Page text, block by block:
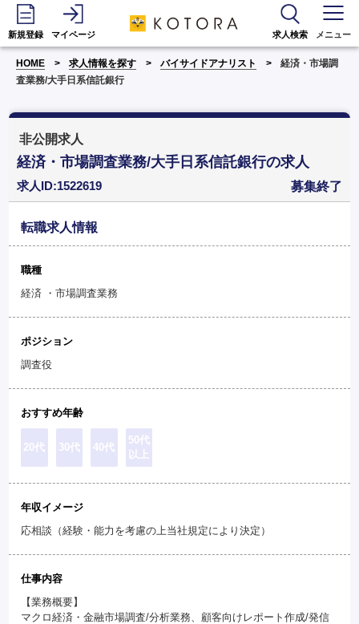
新規登録 マイページ 求人検索 メニュー
HOME 求人情報を探す バイサイドアナリスト
経済・市場調
査業務/大手日系信託銀行
非公開求人
経済・市場調査業務/大手日系信託銀行の求人
求人ID:1522619 募集終了
転職求人情報
職種
経済 ・市場調査業務
ポジション
調査役
おすすめ年齢
20代 30代 40代
50代
以上
年収イメージ
応相談（経験・能力を考慮の上当社規定により決定）
仕事内容
【業務概要】
マクロ経済・金融市場調査/分析業務、顧客向けレポート作成/発信